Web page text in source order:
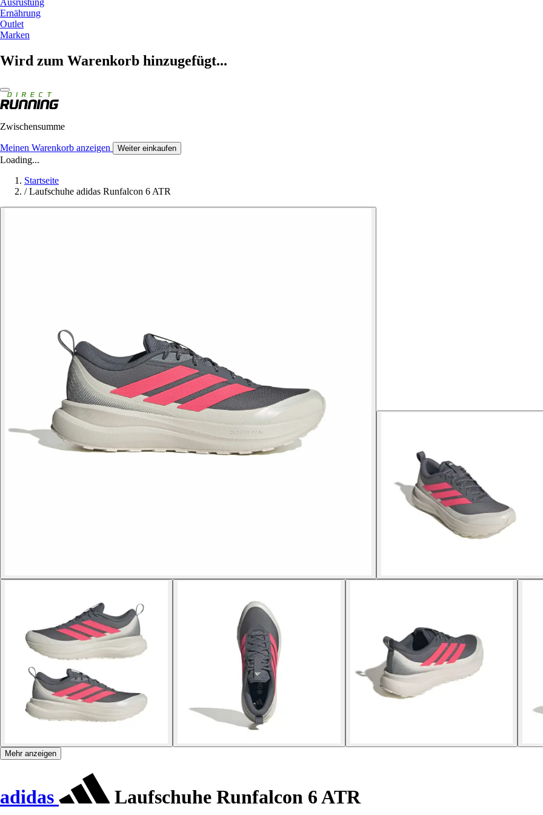
Ausrüstung
Ernährung
Outlet
Marken
Wird zum Warenkorb hinzugefügt...
Zwischensumme
Meinen Warenkorb anzeigen Weiter einkaufen
Loading...
Startseite
/ Laufschuhe adidas Runfalcon 6 ATR
Mehr anzeigen
adidas Laufschuhe Runfalcon 6 ATR